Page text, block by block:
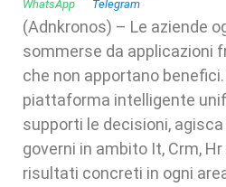
(Adnkronos) – Le aziende
sommerse da applicazioni
che non apportano
piattaforma intelligente
supporti le decisioni,
governi in ambito It, Crm,
risultati concreti in ogni